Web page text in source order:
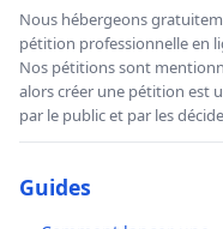
Nous hébergeons
pétition professionnelle en
Nos pétitions sont
alors créer une pétition est
par le public et par les
Guides